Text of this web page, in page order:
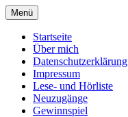
Zum
Inhalt
springen
Menü
Startseite
Über mich
Datenschutzerklärung
Impressum
Lese- und Hörliste
Neuzugänge
Gewinnspiel